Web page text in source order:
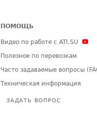
ПОМОЩЬ
Видео по работе с ATI.SU
Полезное по перевозкам
Часто задаваемые вопросы
Техническая информация
ЗАДАТЬ ВОПРОС